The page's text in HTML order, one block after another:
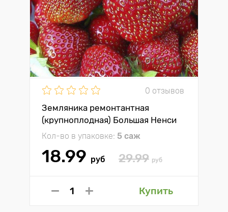
0 отзывов
Земляника ремонтантная
(крупноплодная) Большая Ненси
Кол-во в упаковке: 5 саж
18.99 руб 29.99 руб
Купить